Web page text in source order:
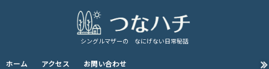
シングルマザーの なにげない日常秘話
ホーム アクセス お問い合わせ